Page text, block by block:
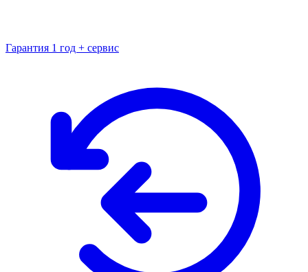
Гарантия 1 год + сервис